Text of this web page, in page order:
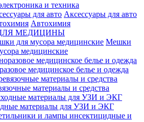
и техника
Аксессуары для авто
Автохимия
МЕДИЦИНЫ
Мешки
медицинские
медицинское белье и одежда
материалы и средства
материалы для УЗИ и ЭКГ